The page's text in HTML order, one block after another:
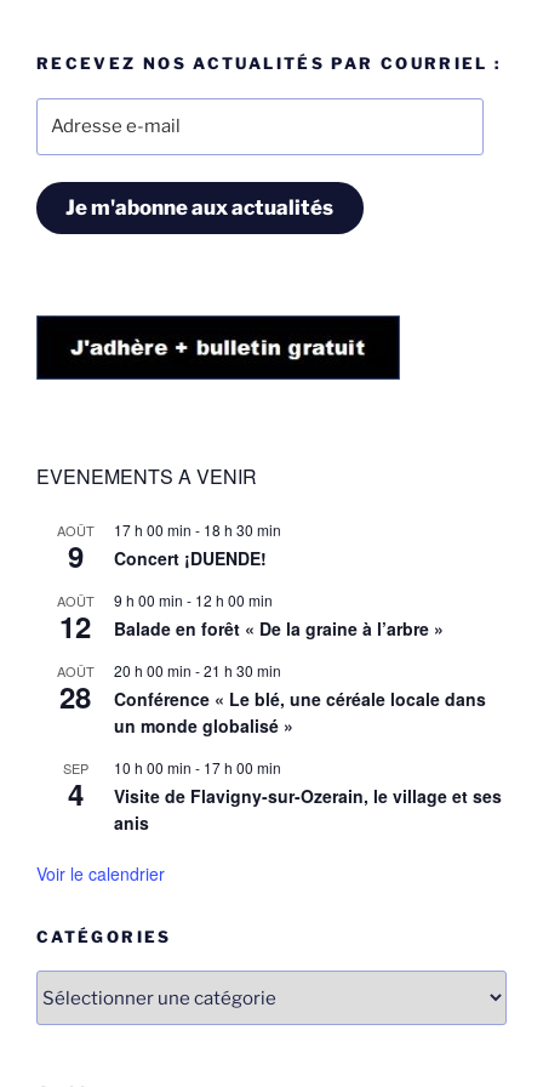
RECEVEZ NOS ACTUALITÉS PAR COURRIEL :
Je m'abonne aux actualités
EVENEMENTS A VENIR
AOÛT
9
17 h 00 min - 18 h 30 min
Concert ¡DUENDE!
AOÛT
12
9 h 00 min - 12 h 00 min
Balade en forêt « De la graine à l’arbre »
AOÛT
28
20 h 00 min -21 h 30 min
Conférence « Le blé, une céréale locale dans
un monde globalisé »
SEP
4
10 h 00 min - 17 h 00 min
Visite de Flavigny-sur-Ozerain, le village et ses
anis
Voir le calendrier
CATÉGORIES